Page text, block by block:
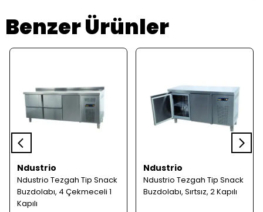
Benzer Ürünler
Ndustrio
Ndustrio Tezgah Tip Snack
Buzdolabı, 4 Çekmeceli 1
Kapılı
Ndustrio
Ndustrio Tezgah Tip Snack
Buzdolabı, Sırtsız, 2 Kapılı